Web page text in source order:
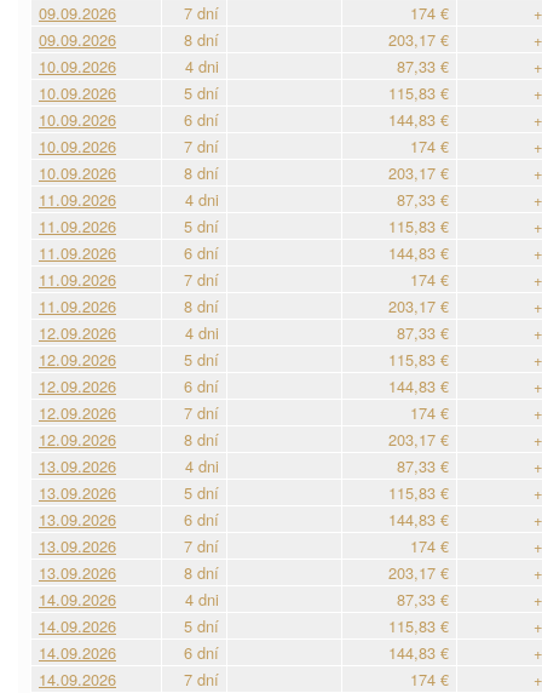
09.09.2026
7 dní 174 €
09.09.2026
8 dní 203,17 €
10.09.2026
4 dni 87,33 €
10.09.2026
5 dní 115,83 €
10.09.2026
6 dní 144,83 €
10.09.2026
7 dní 174 €
10.09.2026
8 dní 203,17 €
11.09.2026
4 dni 87,33 €
11.09.2026
5 dní 115,83 €
11.09.2026
6 dní 144,83 €
11.09.2026
7 dní 174 €
11.09.2026
8 dní 203,17 €
12.09.2026
4 dni 87,33 €
12.09.2026
5 dní 115,83 €
12.09.2026
6 dní 144,83 €
12.09.2026
7 dní 174 €
12.09.2026
8 dní 203,17 €
13.09.2026
4 dni 87,33 €
13.09.2026
5 dní 115,83 €
13.09.2026
6 dní 144,83 €
13.09.2026
7 dní 174 €
13.09.2026
8 dní 203,17 €
14.09.2026
4 dni 87,33 €
14.09.2026
5 dní 115,83 €
14.09.2026
6 dní 144,83 €
14.09.2026
7 dní 174 €